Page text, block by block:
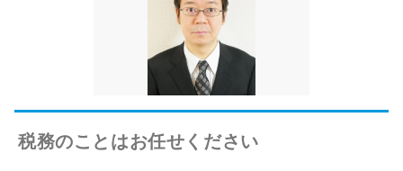
税務のことはお任せください